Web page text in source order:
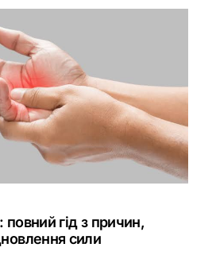
повний гід з причин,
сили